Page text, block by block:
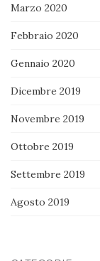
Marzo 2020
Febbraio 2020
Gennaio 2020
Dicembre 2019
Novembre 2019
Ottobre 2019
Settembre 2019
Agosto 2019